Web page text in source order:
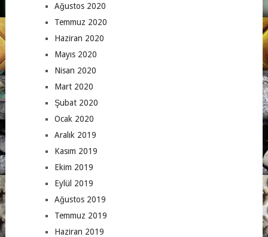
Ağustos 2020
Temmuz 2020
Haziran 2020
Mayıs 2020
Nisan 2020
Mart 2020
Şubat 2020
Ocak 2020
Aralık 2019
Kasım 2019
Ekim 2019
Eylül 2019
Ağustos 2019
Temmuz 2019
Haziran 2019